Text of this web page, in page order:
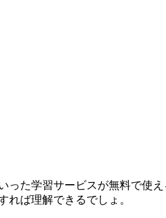
た学習サービスが無料で使
ば理解できるでしょ。